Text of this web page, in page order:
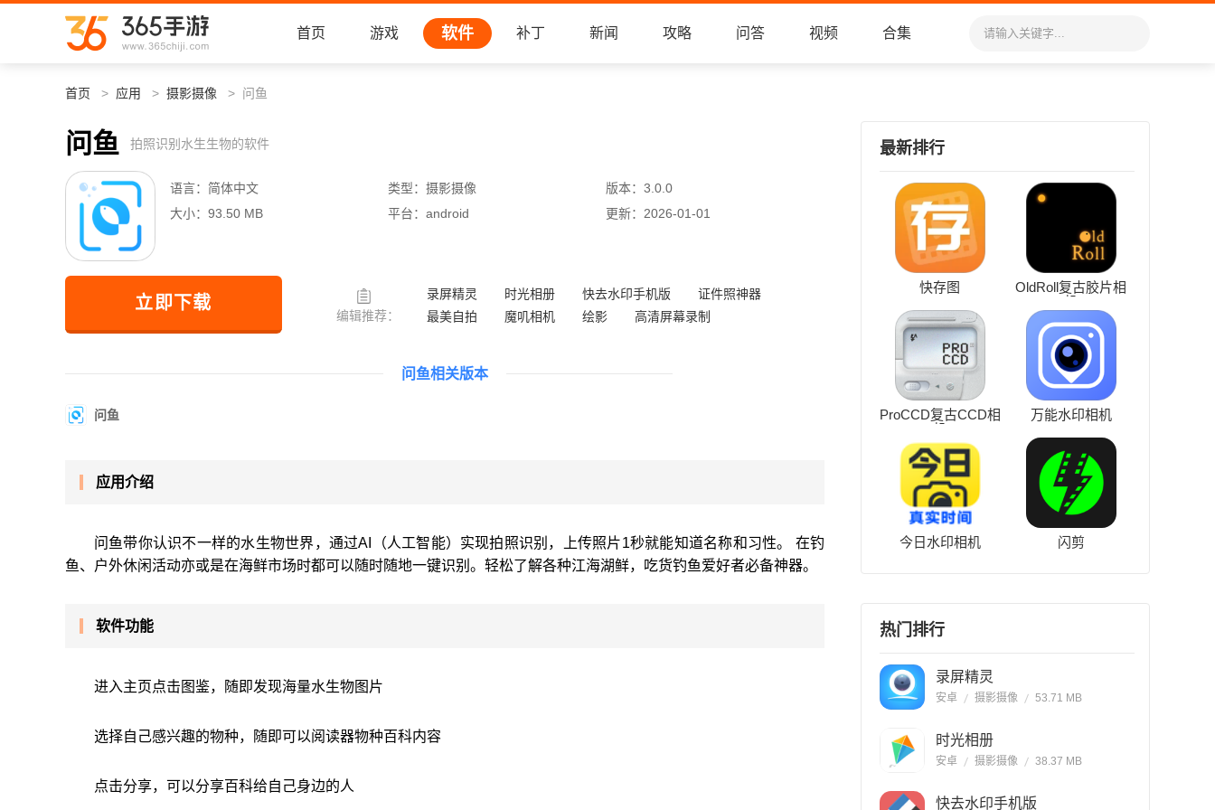
首页 游戏 软件 补丁 新闻 攻略 问答 视频 合集
首页 应用 摄影摄像 问鱼
问鱼 拍照识别水生生物的软件
语言： 简体中文 类型： 摄影摄像 版本： 3.0.0
大小： 93.50 MB 平台： android 更新： 2026-01-01
立即下载
编辑推荐：
录屏精灵 时光相册 快去水印手机版
证件照神器
最美自拍
魔叽相机 绘影 高清屏幕录制
问鱼相关版本
问鱼
应用介绍
问鱼带你认识不一样的水生物世界，通过AI（人工智能）实现拍照识别，上传照片1秒就能知道名称和习性。 在钓
鱼、户外休闲活动亦或是在海鲜市场时都可以随时随地一键识别。轻松了解各种江海湖鲜，吃货钓鱼爱好者必备神器。
软件功能
进入主页点击图鉴，随即发现海量水生物图片
选择自己感兴趣的物种，随即可以阅读器物种百科内容
点击分享，可以分享百科给自己身边的人
最新排行
快存图
OldRoll复古胶片相
机
ProCCD复古CCD相
机
万能水印相机
今日水印相机 闪剪
热门排行
录屏精灵
安卓 摄影摄像 53.71 MB
时光相册
安卓 摄影摄像 38.37 MB
快去水印手机版